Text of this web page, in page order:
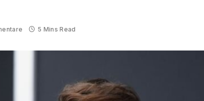
5 Mins Read